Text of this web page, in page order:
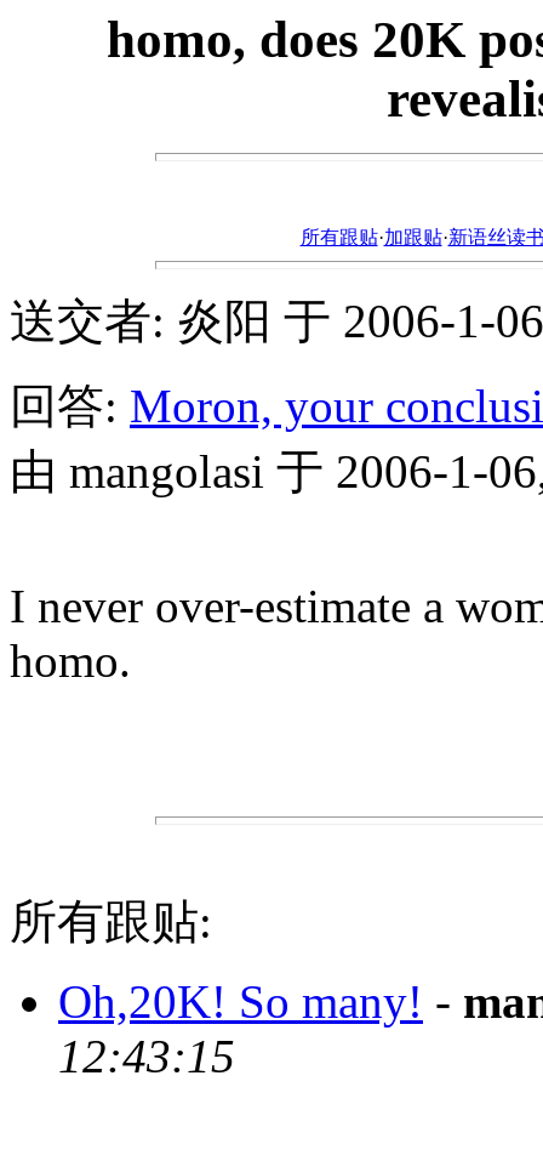
homo, does 20K
所有跟贴·加跟贴·新语丝读
送交者: 炎阳 于 2006-1-
回答: Moron, your
由 mangolasi 于 2006-1-
I never over-estimate a
homo.
所有跟贴:
Oh,20K! So many! -
12:43:15